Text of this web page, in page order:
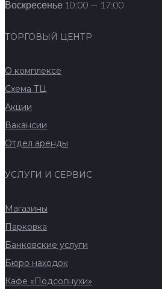
Воскресенье 10:00 — 17:00
ТОРГОВЫЙ ЦЕНТР
О комплексе
Схема ТЦ
Акции
Вакансии
Отдел аренды
УСЛУГИ И СЕРВИС
Магазины
Парковка
Банковские услуги
Бюро находок
Кафе «Подсолнухи»